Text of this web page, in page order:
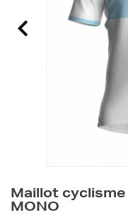
Maillot cyclisme
MONO